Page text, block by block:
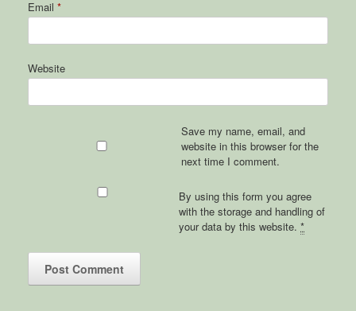
Email *
Website
Save my name, email, and
website in this browser for the
next time I comment.
By using this form you agree
with the storage and handling of
your data by this website. *